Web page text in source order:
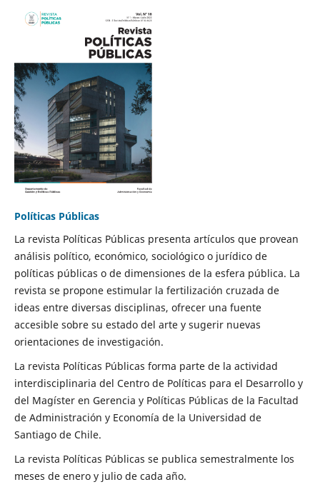
Políticas Públicas
La revista Políticas Públicas presenta artículos que provean
análisis político, económico, sociológico o jurídico de
políticas públicas o de dimensiones de la esfera pública. La
revista se propone estimular la fertilización cruzada de
ideas entre diversas disciplinas, ofrecer una fuente
accesible sobre su estado del arte y sugerir nuevas
orientaciones de investigación.
La revista Políticas Públicas forma parte de la actividad
interdisciplinaria del Centro de Políticas para el Desarrollo y
del Magíster en Gerencia y Políticas Públicas de la Facultad
de Administración y Economía de la Universidad de
Santiago de Chile.
La revista Políticas Públicas se publica semestralmente los
meses de enero y julio de cada año.